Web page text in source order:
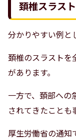
頚椎スラス
分かりやすい例と
頚椎のスラストを
があります。
一方で、頚部への
されてきたことも
厚生労働省の通知